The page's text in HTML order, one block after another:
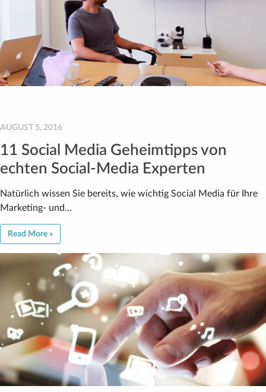
AUGUST 5, 2016
11 Social Media Geheimtipps von
echten Social-Media Experten
Natürlich wissen Sie bereits, wie wichtig Social Media für Ihre
Marketing- und…
Read More »